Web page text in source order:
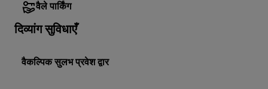
वैले पार्किंग
दिव्यांग सुविधाएँ
वैकल्पिक सुलभ प्रवेश द्वार